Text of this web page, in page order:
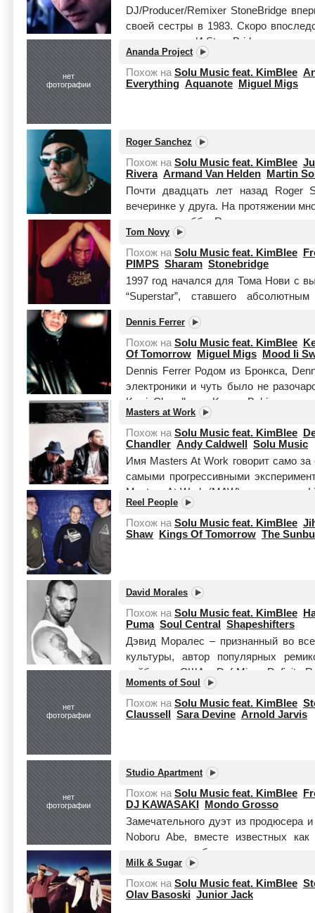
DJ/Producer/Remixer StoneBridge
своей сестры в 1983. Скоро
свои тусовки. И StoneBridge стал
Читать целиком
нет
фотографии
Ananda Project
Похож на Solu Music feat. KimBlee
Everything Aquanote Miguel Migs
Roger Sanchez
Похож на Solu Music feat. KimBlee
Rivera Armand Van Helden
Martin
Почти двадцать лет назад Roger
вечеринке у друга. На протяжении
него лишь хобби. Roger записывал
улиц...Читать целиком
Tom Novy
Похож на Solu Music feat. KimBlee
PIMPS Sharam Stonebridge
1997 год начался для Тома Нови с
“Superstar”, ставшего
ремиксы на композици...
Dennis Ferrer
Похож на Solu Music feat. KimBlee
Of Tomorrow
Miguel Migs
Mood Ii
Dennis Ferrer Родом из Бронкса,
электроники и чуть было не
Kerri Chandler и Kenny Bobien,
Читать целиком
Masters at Work
Похож на Solu Music feat. KimBlee
Chandler Andy Caldwell
Solu Music
Имя Masters At Work говорит само
самыми прогрессивными
Masters At Work (MAW) — это двое:
За 12 лет своего ...
Reel People
Похож на Solu Music feat. KimBlee
Shaw
Kings Of Tomorrow The
David Morales
Похож на Solu Music feat. KimBlee
Puma Soul Central
Shapeshifters
Дэвид Моралес – признанный во
культуры, автор популярных
лейблов в США - Def Mix и Definity
артисты,...Читать целиком
нет
фотографии
Moments of Soul
Похож на Solu Music feat. KimBlee
Claussell
Sara Devine Arnold Jarvis
нет
фотографии
Studio Apartment
Похож на Solu Music feat. KimBlee
DJ KAWASAKI
Mondo Grosso
Замечательного дуэт из продюсера
Noboru Abe, вместе известных
вокалист в рок-банде, а во время
Читать целиком
Milk & Sugar
Похож на Solu Music feat. KimBlee
Olav Basoski Junior Jack